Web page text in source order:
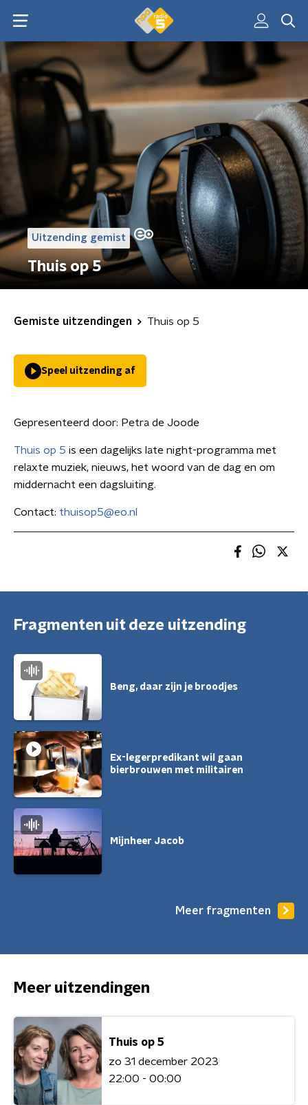
Uitzending gemist
Thuis op 5
Gemiste uitzendingen Thuis op 5
Speel uitzending af
Gepresenteerd door: Petra de Joode
Thuis op 5 is een dagelijks late night-programma met
relaxte muziek, nieuws, het woord van de dag en om
middernacht een dagsluiting.
Contact: thuisop5@eo.nl
Fragmenten uit deze uitzending
Beng, daar zijn je broodjes
Ex-legerpredikant wil gaan
bierbrouwen met militairen
Mijnheer Jacob
Meer fragmenten
Meer uitzendingen
Thuis op 5
zo 31 december 2023
22:00 - 00:00